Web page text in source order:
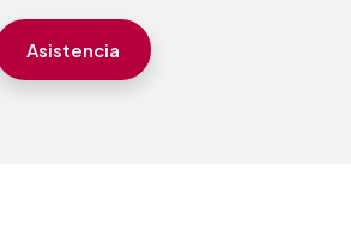
Asistencia